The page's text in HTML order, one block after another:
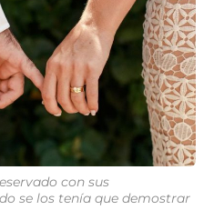
con sus
se los tenía que demostrar